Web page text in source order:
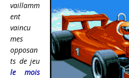
vaillamm
ent
vaincu
mes
opposan
ts de jeu
le mois